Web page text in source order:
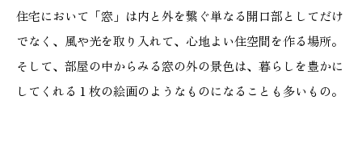
CONCEPT
エスコネについて
CASE
住宅において「窓」は内と外を繋ぐ単なる開口部としてだけ
でなく、風や光を取り入れて、心地よい住空間を作る場所。
そして、部屋の中からみる窓の外の景色は、暮らしを豊かに
してくれる１枚の絵画のようなものになることも多いもの。